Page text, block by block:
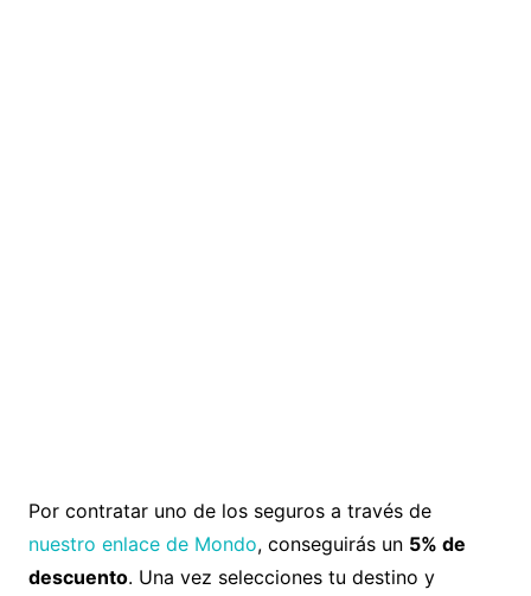
Por contratar uno de los seguros a través de
nuestro enlace de Mondo, conseguirás un 5% de
descuento. Una vez selecciones tu destino y